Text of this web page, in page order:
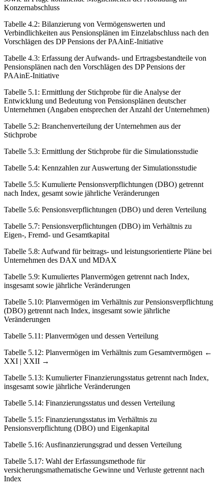
Konzernabschluss
Tabelle 4.2: Bilanzierung von Vermögenswerten und
Verbindlichkeiten aus Pensionsplänen im Einzelabschluss nach den
Vorschlägen des DP Pensions der PAAinE-Initiative
Tabelle 4.3: Erfassung der Aufwands- und Ertragsbestandteile von
Pensionsplänen nach den Vorschlägen des DP Pensions der
PAAinE-Initiative
Tabelle 5.1 : Ermittlung der Stichprobe für die Analyse der
Entwicklung und Bedeutung von Pensionsplänen deutscher
Unternehmen (Angaben entsprechen der Anzahl der Unternehmen)
Tabelle 5.2: Branchenverteilung der Unternehmen aus der
Stichprobe
Tabelle 5.3: Ermittlung der Stichprobe für die Simulationsstudie
Tabelle 5.4: Kennzahlen zur Auswertung der Simulationsstudie
Tabelle 5.5: Kumulierte Pensionsverpflichtungen (DBO) getrennt
nach Index, gesamt sowie jährliche Veränderungen
Tabelle 5.6: Pensionsverpflichtungen (DBO) und deren Verteilung
Tabelle 5.7: Pensionsverpflichtungen (DBO) im Verhältnis zu
Eigen-, Fremd- und Gesamtkapital
Tabelle 5.8: Aufwand für beitrags- und leistungsorientierte Pläne bei
Unternehmen des DAX und MDAX
Tabelle 5.9: Kumuliertes Planvermögen getrennt nach Index,
insgesamt sowie jährliche Veränderungen
Tabelle 5.10: Planvermögen im Verhältnis zur Pensionsverpflichtung
(DBO) getrennt nach Index, insgesamt sowie jährliche
Veränderungen
Tabelle 5.11 : Planvermögen und dessen Verteilung
Tabelle 5.12: Planvermögen im Verhältnis zum Gesamtvermögen ←
XXI | XXII →
Tabelle 5.13: Kumulierter Finanzierungsstatus getrennt nach Index,
insgesamt sowie jährliche Veränderungen
Tabelle 5.14: Finanzierungsstatus und dessen Verteilung
Tabelle 5.15: Finanzierungsstatus im Verhältnis zu
Pensionsverpflichtung (DBO) und Eigenkapital
Tabelle 5.16: Ausfinanzierungsgrad und dessen Verteilung
Tabelle 5.17: Wahl der Erfassungsmethode für
versicherungsmathematische Gewinne und Verluste getrennt nach
Index